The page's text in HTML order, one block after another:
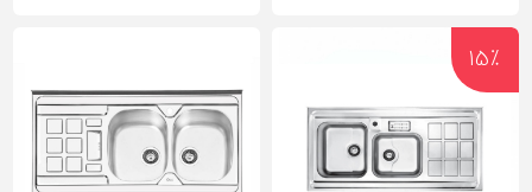
15٪